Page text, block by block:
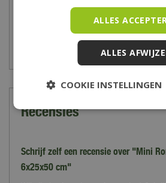
Recensies
Schrijf zelf een recensie over "Mini
6x25x50 cm"
ALLES
ALLES
COOKIE INSTELLINGEN